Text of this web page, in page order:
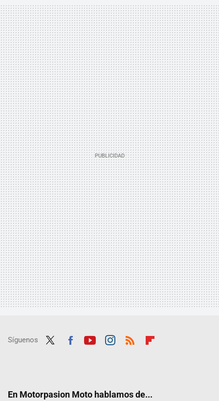
Síguenos
En Motorpasion Moto hablamos de...